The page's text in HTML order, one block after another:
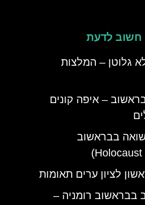
חשוב לדעת
גלוטן – המלצות
– איפה קונים
בבראשוב
לציון ערים תאומות
בבראשוב רומניה –